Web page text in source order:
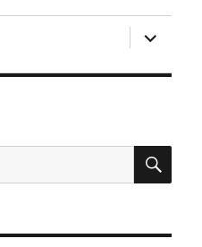
laienda